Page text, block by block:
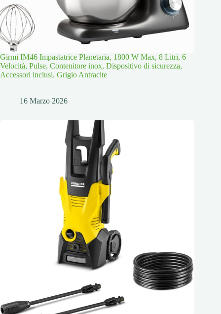
Girmi IM46 Impastatrice Planetaria, 1800 W Max, 8 Litri, 6
Velocità, Pulse, Contenitore inox, Dispositivo di sicurezza,
Accessori inclusi, Grigio Antracite
16 Marzo 2026